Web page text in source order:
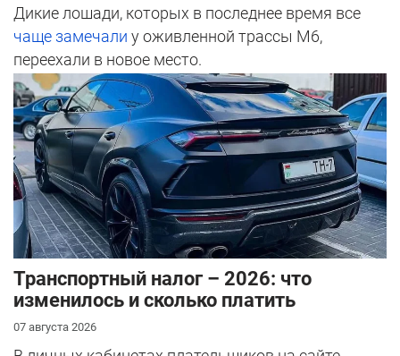
Дикие лошади, которых в последнее время все
чаще замечали у оживленной трассы М6,
переехали в новое место.
Транспортный налог – 2026: что
изменилось и сколько платить
07 августа 2026